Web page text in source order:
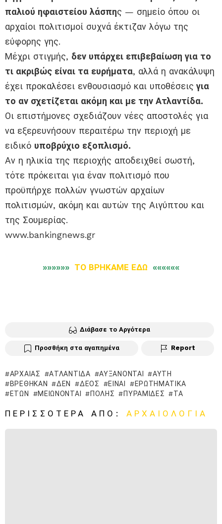
παλιού ηφαιστείου λάσπης — σημείο όπου οι
αρχαίοι πολιτισμοί συχνά έκτιζαν λόγω της
εύφορης γης.
Μέχρι στιγμής, δεν υπάρχει επιβεβαίωση για το
τι ακριβώς είναι τα ευρήματα, αλλά η ανακάλυψη
έχει προκαλέσει ενθουσιασμό και υποθέσεις για
το αν σχετίζεται ακόμη και με την Ατλαντίδα.
Οι επιστήμονες σχεδιάζουν νέες αποστολές για
να εξερευνήσουν περαιτέρω την περιοχή με
ειδικό υποβρύχιο εξοπλισμό.
Αν η ηλικία της περιοχής αποδειχθεί σωστή,
τότε πρόκειται για έναν πολιτισμό που
προϋπήρχε πολλών γνωστών αρχαίων
πολιτισμών, ακόμη και αυτών της Αιγύπτου και
της Σουμερίας.
www.bankingnews.gr
»»»»»» ΤΟ ΒΡΗΚΑΜΕ ΕΔΩ ««««««
Διάβασε το Αργότερα
Προσθήκη στα αγαπημένα Report
ΑΡΧΑΊΑΣ ΑΤΛΑΝΤΊΔΑ ΑΥΞΆΝΟΝΤΑΙ
ΑΥΤΉ
ΒΡΈΘΗΚΑΝ
ΔΕΝ ΔΈΟΣ ΕΊΝΑΙ
ΕΡΩΤΗΜΑΤΙΚΆ
ΕΤΏΝ
ΜΕΙΏΝΟΝΤΑΙ ΠΌΛΗΣ ΠΥΡΑΜΊΔΕΣ ΤΑ
ΠΕΡΙΣΣΌΤΕΡΑ ΑΠΌ: ΑΡΧΑΙΟΛΟΓΊΑ